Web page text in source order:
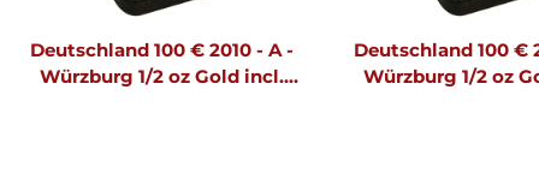
Deutschland 100 € 2010 - A -
Würzburg 1/2 oz Gold incl.
Deutschland 100 €
Würzburg 1/2 oz